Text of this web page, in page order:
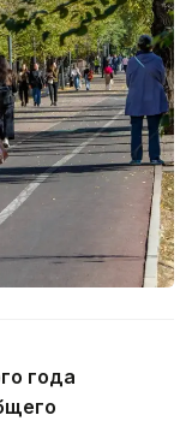
года